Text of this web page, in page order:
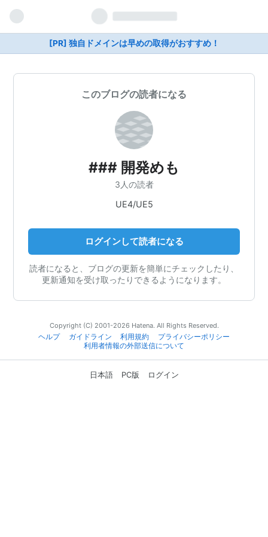
[PR] 独自ドメインは早めの取得がおすすめ！
このブログの読者になる
### 開発めも
3人の読者
UE4/UE5
ログインして読者になる
読者になると、ブログの更新を簡単にチェックしたり、
更新通知を受け取ったりできるようになります。
Copyright (C) 2001-2026 Hatena. All Rights Reserved.
ヘルプ
ガイドライン 利用規約
プライバシーポリシー
利用者情報の外部送信について
日本語 PC版 ログイン